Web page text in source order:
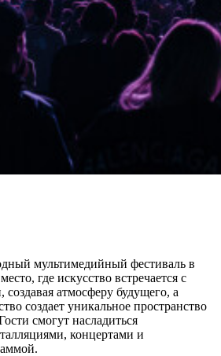
мультимедийный фестиваль в
где искусство встречается с
атмосферу будущего, а
создает уникальное пространство
смогут насладиться
концертами и